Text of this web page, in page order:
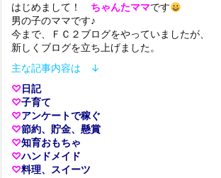
はじめまして！ ちゃんたママです
男の子のママです♪
今まで、ＦＣ２ブログをやっていましたが、
新しくブログを立ち上げました。
主な記事内容は ↓
♡日記
♡子育て
♡アンケートで稼ぐ
♡節約、貯金、懸賞
♡知育おもちゃ
♡ハンドメイド
♡料理、スイーツ